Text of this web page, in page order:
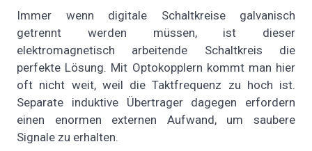
Immer wenn digitale Schaltkreise galvanisch
getrennt werden müssen, ist dieser
elektromagnetisch arbeitende Schaltkreis die
perfekte Lösung. Mit Optokopplern kommt man hier
oft nicht weit, weil die Taktfrequenz zu hoch ist.
Separate induktive Übertrager dagegen erfordern
einen enormen externen Aufwand, um saubere
Signale zu erhalten.